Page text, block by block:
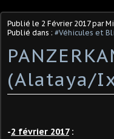
Publié le 2 Février 2017par
Publié dans : #Véhicules et
(Alataya/
-2 février 2017: